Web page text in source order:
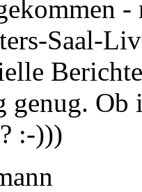
Saal-
genug. Ob
:-)))